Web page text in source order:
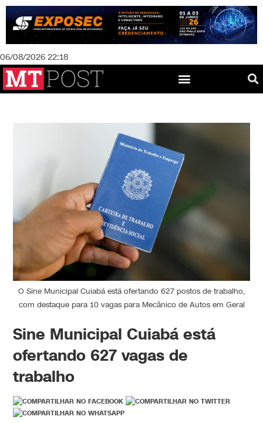
06/08/2026 22:18
O Sine Municipal Cuiabá está ofertando 627 postos de trabalho,
com destaque para 10 vagas para Mecânico de Autos em Geral
Sine Municipal Cuiabá está
ofertando 627 vagas de
trabalho